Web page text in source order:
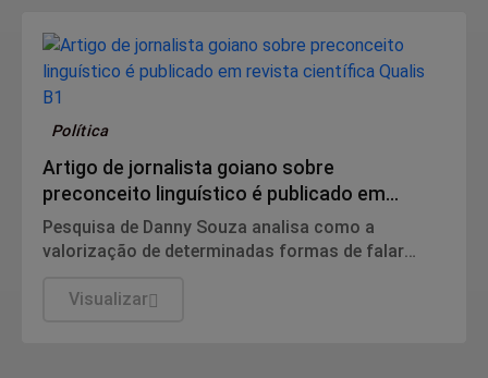
Política
Artigo de jornalista goiano sobre
preconceito linguístico é publicado em
revista científica Qualis B1
Pesquisa de Danny Souza analisa como a
valorização de determinadas formas de falar
desigualdades sociais na escola e no mercado de
Visualizar